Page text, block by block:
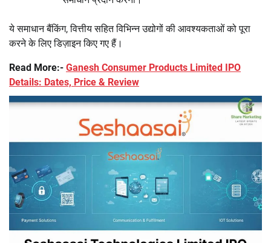
ये समाधान बैंकिंग, वित्तीय सहित विभिन्न उद्योगों की आवश्यकताओं को पूरा
करने के लिए डिज़ाइन किए गए हैं।
Read More:- Ganesh Consumer Products Limited IPO
Details: Dates, Price & Review